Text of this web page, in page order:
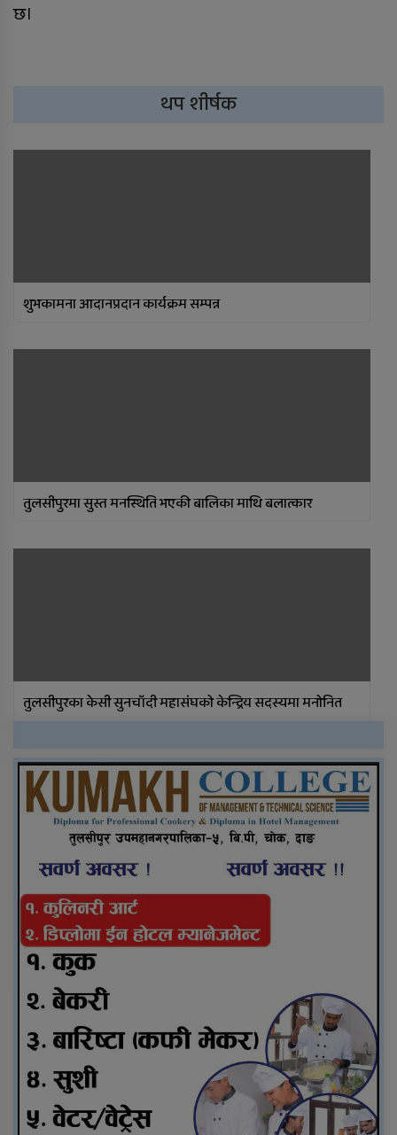
छ।
थप शीर्षक
शुभकामना आदानप्रदान कार्यक्रम सम्पन्न
तुलसीपुरमा सुस्त मनस्थिति भएकी बालिका माथि बलात्कार
तुलसीपुरका केसी सुनचाँदी महासंघको केन्द्रिय सदस्यमा मनोनित